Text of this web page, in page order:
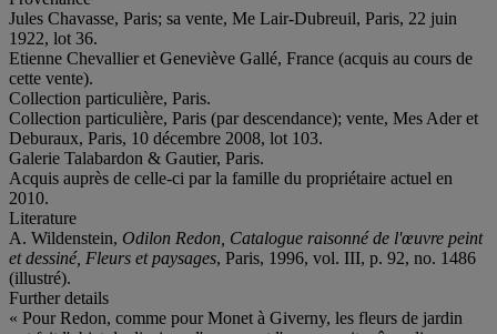
Jules Chavasse, Paris; sa vente, Me Lair-Dubreuil, Paris, 22 juin
1922, lot 36.
Etienne Chevallier et Geneviève Gallé, France (acquis au cours de
cette vente).
Collection particulière, Paris.
Collection particulière, Paris (par descendance); vente, Mes Ader et
Deburaux, Paris, 10 décembre 2008, lot 103.
Galerie Talabardon & Gautier, Paris.
Acquis auprès de celle-ci par la famille du propriétaire actuel en
2010.
Literature
A. Wildenstein, Odilon Redon, Catalogue raisonné de l'œuvre peint
et dessiné, Fleurs et paysages, Paris, 1996, vol. III, p. 92, no. 1486
(illustré).
Further details
« Pour Redon, comme pour Monet à Giverny, les fleurs de jardin